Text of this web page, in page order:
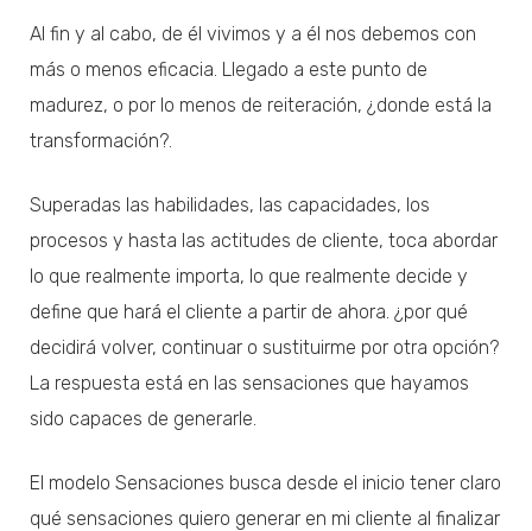
Al fin y al cabo, de él vivimos y a él nos debemos con
más o menos eficacia. Llegado a este punto de
madurez, o por lo menos de reiteración, ¿donde está la
transformación?.
Superadas las habilidades, las capacidades, los
procesos y hasta las actitudes de cliente, toca abordar
lo que realmente importa, lo que realmente decide y
define que hará el cliente a partir de ahora. ¿por qué
decidirá volver, continuar o sustituirme por otra opción?
La respuesta está en las sensaciones que hayamos
sido capaces de generarle.
El modelo Sensaciones busca desde el inicio tener claro
qué sensaciones quiero generar en mi cliente al finalizar